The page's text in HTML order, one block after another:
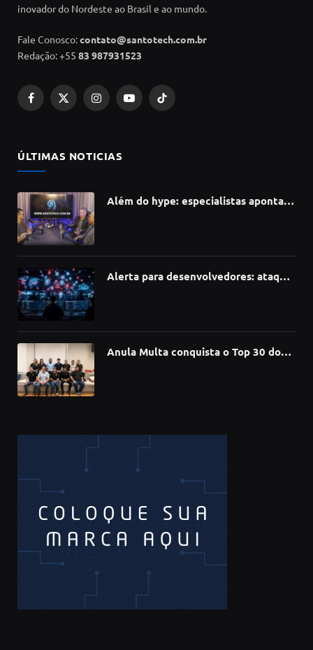
inovador do Nordeste ao Brasil e ao mundo.
Fale Conosco:contato@santotech.com.br
Redação: +55 83 987931523
Facebook
X
InstagramYouTubeTikTok
ÚLTIMAS NOTICIAS
Além do hype: especialistas apontam
Alerta para desenvolvedores: ataque
Anula Multa conquista o Top 30 do